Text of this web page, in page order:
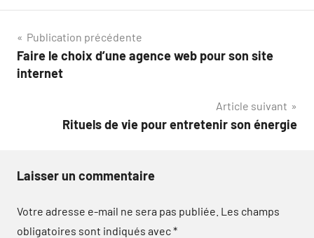
Navigation
de
Publication précédente
Faire le choix d’une agence web pour son site
internet
Article suivant
Rituels de vie pour entretenir son énergie
Laisser un commentaire
Votre adresse e-mail ne sera pas publiée. Les champs
obligatoires sont indiqués avec*